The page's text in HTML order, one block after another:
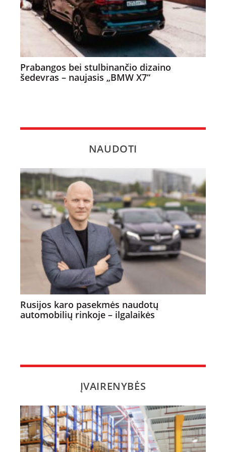
Prabangos bei stulbinančio dizaino
šedevras – naujasis „BMW X7“
NAUDOTI
Rusijos karo pasekmės naudotų
automobilių rinkoje – ilgalaikės
ĮVAIRENYBĖS